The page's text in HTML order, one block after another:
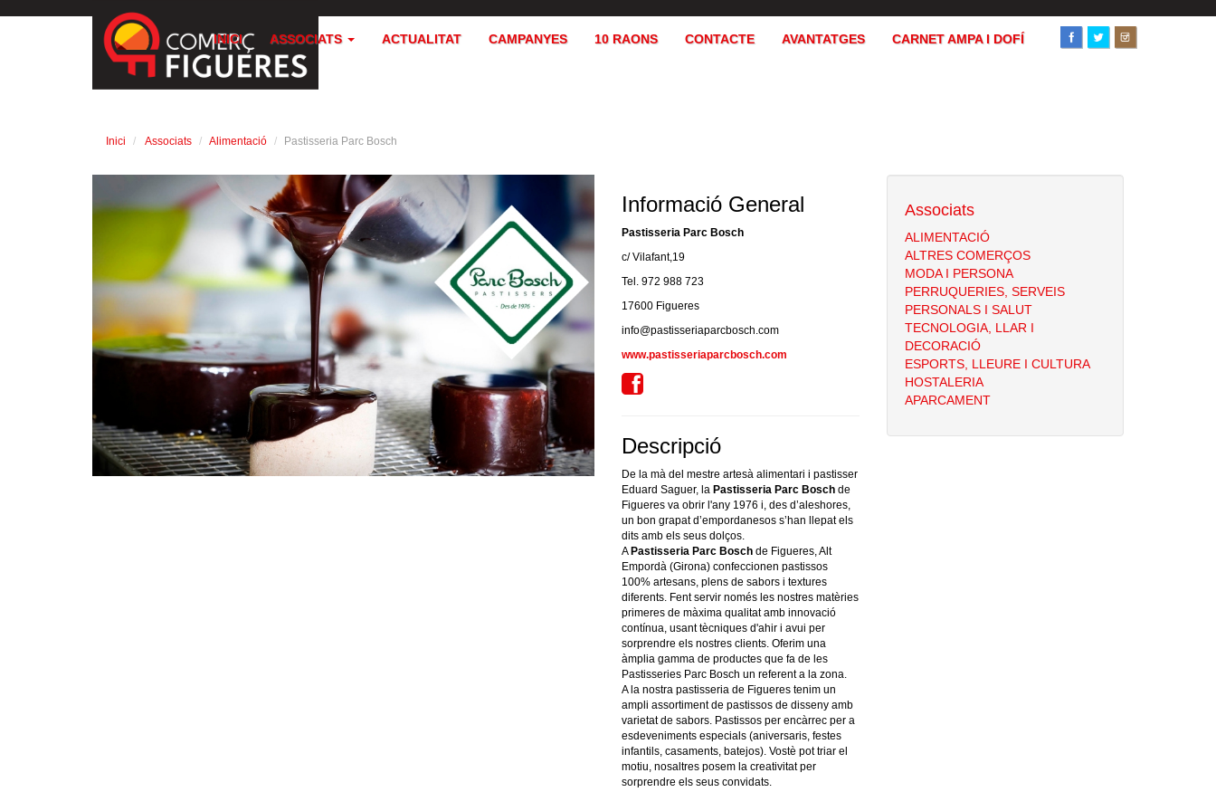
INICI ASSOCIATS ACTUALITAT CAMPANYES 10 RAONS CONTACTE AVANTATGES CARNET AMPA I DOFÍ
Inici Associats Alimentació Pastisseria Parc Bosch
Informació General
Pastisseria Parc Bosch
c/ Vilafant,19
Tel. 972 988 723
17600 Figueres
info@pastisseriaparcbosch.com
www.pastisseriaparcbosch.com
Descripció
De la mà del mestre artesà alimentari i pastisser
Eduard Saguer, la Pastisseria Parc Bosch de
Figueres va obrir l'any 1976 i, des d’aleshores,
un bon grapat d’empordanesos s’han llepat els
dits amb els seus dolços.
A Pastisseria Parc Bosch de Figueres, Alt
Empordà (Girona) confeccionen pastissos
100% artesans, plens de sabors i textures
diferents. Fent servir només les nostres matèries
primeres de màxima qualitat amb innovació
contínua, usant tècniques d'ahir i avui per
sorprendre els nostres clients. Oferim una
àmplia gamma de productes que fa de les
Pastisseries Parc Bosch un referent a la zona.
A la nostra pastisseria de Figueres tenim un
ampli assortiment de pastissos de disseny amb
varietat de sabors. Pastissos per encàrrec per a
esdeveniments especials (aniversaris, festes
infantils, casaments, batejos). Vostè pot triar el
motiu, nosaltres posem la creativitat per
sorprendre els seus convidats.
Associats
ALIMENTACIÓ
ALTRES COMERÇOS
MODA I PERSONA
PERRUQUERIES, SERVEIS
PERSONALS I SALUT
TECNOLOGIA, LLAR I
DECORACIÓ
ESPORTS, LLEURE I CULTURA
HOSTALERIA
APARCAMENT